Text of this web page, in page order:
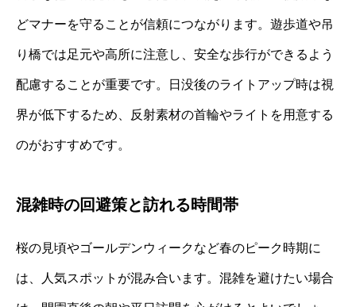
どマナーを守ることが信頼につながります。遊歩道や吊
り橋では足元や高所に注意し、安全な歩行ができるよう
配慮することが重要です。日没後のライトアップ時は視
界が低下するため、反射素材の首輪やライトを用意する
のがおすすめです。
混雑時の回避策と訪れる時間帯
桜の見頃やゴールデンウィークなど春のピーク時期に
は、人気スポットが混み合います。混雑を避けたい場合